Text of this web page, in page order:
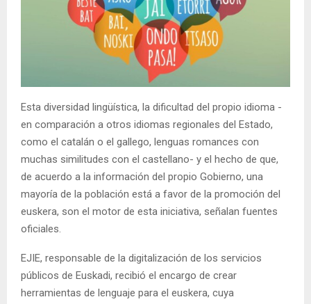
Esta diversidad lingüística, la dificultad del propio idioma -
en comparación a otros idiomas regionales del Estado,
como el catalán o el gallego, lenguas romances con
muchas similitudes con el castellano- y el hecho de que,
de acuerdo a la información del propio Gobierno, una
mayoría de la población está a favor de la promoción del
euskera, son el motor de esta iniciativa, señalan fuentes
oficiales.
EJIE, responsable de la digitalización de los servicios
públicos de Euskadi, recibió el encargo de crear
herramientas de lenguaje para el euskera, cuya